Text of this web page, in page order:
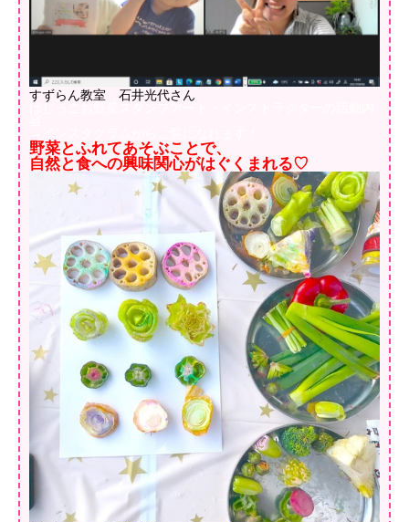
すずらん教室 石井光代さん
野菜とふれてあそぶことで、
自然と食への興味関心がはぐくまれる♡